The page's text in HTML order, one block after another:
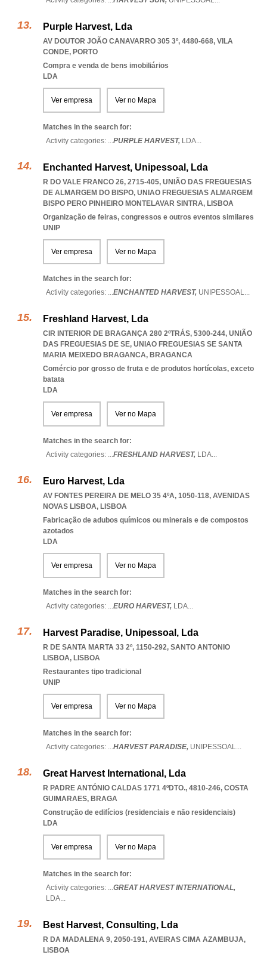
Purple Harvest, Lda
AV DOUTOR JOÃO CANAVARRO 305 3º, 4480-668, VILA
CONDE, PORTO
Compra e venda de bens imobiliários
LDA
Ver empresa Ver no Mapa
Matches in the search for:
Activity categories: ...PURPLE HARVEST, LDA...
Enchanted Harvest, Unipessoal, Lda
R DO VALE FRANCO 26, 2715-405, UNIÃO DAS FREGUESIAS
DE ALMARGEM DO BISPO, UNIAO FREGUESIAS ALMARGEM
BISPO PERO PINHEIRO MONTELAVAR SINTRA, LISBOA
Organização de feiras, congressos e outros eventos similares
UNIP
Ver empresa Ver no Mapa
Matches in the search for:
Activity categories: ...ENCHANTED HARVEST, UNIPESSOAL...
Freshland Harvest, Lda
CIR INTERIOR DE BRAGANÇA 280 2ºTRÁS, 5300-244, UNIÃO
DAS FREGUESIAS DE SE, UNIAO FREGUESIAS SE SANTA
MARIA MEIXEDO BRAGANCA, BRAGANCA
Comércio por grosso de fruta e de produtos hortícolas, exceto
batata
LDA
Ver empresa Ver no Mapa
Matches in the search for:
Activity categories: ...FRESHLAND HARVEST, LDA...
Euro Harvest, Lda
AV FONTES PEREIRA DE MELO 35 4ºA, 1050-118, AVENIDAS
NOVAS LISBOA, LISBOA
Fabricação de adubos químicos ou minerais e de compostos
azotados
LDA
Ver empresa Ver no Mapa
Matches in the search for:
Activity categories: ...EURO HARVEST, LDA...
Harvest Paradise, Unipessoal, Lda
R DE SANTA MARTA 33 2º, 1150-292, SANTO ANTONIO
LISBOA, LISBOA
Restaurantes tipo tradicional
UNIP
Ver empresa Ver no Mapa
Matches in the search for:
Activity categories: ...HARVEST PARADISE, UNIPESSOAL...
Great Harvest International, Lda
R PADRE ANTÓNIO CALDAS 1771 4ºDTO., 4810-246, COSTA
GUIMARAES, BRAGA
Construção de edifícios (residenciais e não residenciais)
LDA
Ver empresa Ver no Mapa
Matches in the search for:
Activity categories: ...GREAT HARVEST INTERNATIONAL,
LDA...
Best Harvest, Consulting, Lda
R DA MADALENA 9, 2050-191, AVEIRAS CIMA AZAMBUJA,
LISBOA